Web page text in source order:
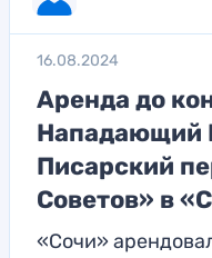
16.08.2024
Аренда до
Нападающий
Писарский
Советов» в
«Сочи»